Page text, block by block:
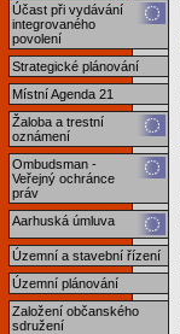
Účast při vydávání
integrovaného
povolení
Strategické plánování
Místní Agenda 21
Žaloba a trestní
oznámení
Ombudsman -
Veřejný ochránce
práv
Aarhuská úmluva
Územní a stavební řízení
Územní plánování
Založení občanského
sdružení